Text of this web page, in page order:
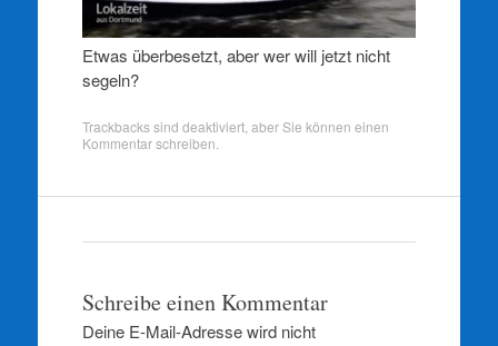
Etwas überbesetzt, aber wer will jetzt nicht
segeln?
Trackbacks sind deaktiviert, aber Sie können einen
Kommentar schreiben
Schreibe einen Kommentar
Deine E-Mail-Adresse wird nicht